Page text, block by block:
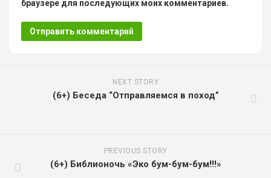
браузере для последующих моих комментариев.
NEXT STORY
(6+) Беседа “Отправляемся в поход”
PREVIOUS STORY
(6+) Библионочь «Эко бум-бум-бум!!!»